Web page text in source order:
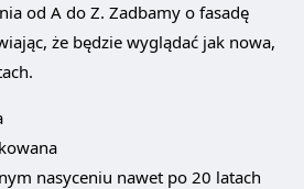
od A do Z. Zadbamy o fasadę
że będzie wyglądać jak nowa,
nasyceniu nawet po 20 latach